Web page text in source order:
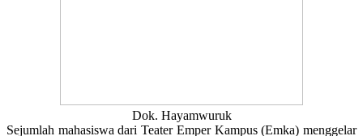
Dok. Hayamwuruk
Sejumlah mahasiswa dari Teater Emper Kampus (Emka) menggelar